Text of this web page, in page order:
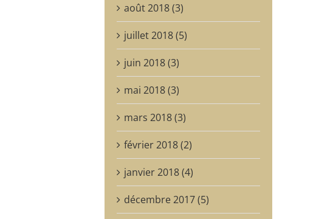
août 2018 (3)
juillet 2018 (5)
juin 2018 (3)
mai 2018 (3)
mars 2018 (3)
février 2018 (2)
janvier 2018 (4)
décembre 2017 (5)